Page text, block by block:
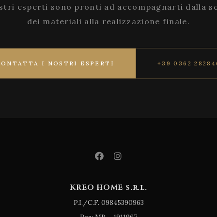
esperti sono pronti ad accompagnarti dalla
dei materiali alla realizzazione finale.
I NOSTRI ESPERTI +39 0362
KREO HOME s.r.l.
P.I./C.F. 09845390963